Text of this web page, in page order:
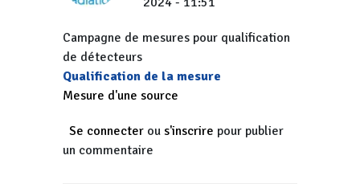
Campagne de mesures pour qualification
de détecteurs
Qualification de la mesure
Mesure d'une source
Se connecter ou s'inscrire pour publier
un commentaire